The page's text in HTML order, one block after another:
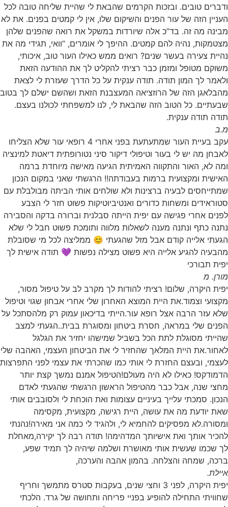
ודברים טובים. ובזכות הקרמים שהבאת לי שהיית שליחה טובה לכל
העניין הזה של עור הפנים והשיקום שלו, אין לי קמטים בפנים. את לא
מבינה מה זה. בד”כ אלה שיורדות במשקל את רואה שהפנים שלהן
מצטמקות, נהיה להם קמטים. ההיפך לי אומרים, “וואי, תגידי מה את
נהיית צעירה בעשר שנים? רואים ממש כאילו העור טוב, איכותי,
משוקם מטופל ומזמן כבר רציתי להקליט לך את ההודעה הזאת
ולאמר לך המון תודה. תודה ענקית על כל הדרך שעזרת לי לצאת
מהבלאגן הזה של הרוזציאה המעצבנת הזאת ושהשם ישלם לך בטוב
שבעתיים. כל הטוב הזה שהבאת לי, לנו למשפחתי לכולנו בעצם.
תודה תודה ענקית.
מ.ב
עקב בעיית העור שמתעתעת בפני אחרי 4 רופאי עור שלא הצליחו
לאבחן מה יש לי בעור וטיפולי דיקור סיני נטורופתית דיאטת למינציה
ומה לא, האור והתקווה האמיתית הגיעה מאישה מיוחדת ברמה
האישית ומקצועית ברמות בעבודתה!! הרגשתי שאני במקום הנכון
שמתייחסים לבעיה ברצינות ולא שולחים אותי הביתה מבולבלת עם
סטוראידים ומשחות כדורים ואנטיביוטיקות פשוט חזר לי הצבע
לפנים אחרי פגישה עם יפית הייתה סבלנית וברורה בדקה והסבירה
נתנה כתף ונתנה מענה לשאלות מלווה ותומכת פשוט חבל לי שלא
הגעתי אלייה קודם אבל מזל שהגעתי 😊 ממליצה לכל מי שסובלת
מהבעיה להגיע אלייה היא פשוט מצילה נפשות 💜 תודה אישית לך
יפית תבורכי
מורן. מ
יפית היקרה, שלום! רציתי להודות לך מקרב לב על טיפול מסור,
מקצועי וצמוד.את היית המוצא האחרון שלי אחרי אבחון שגוי וטיפול
שלא עזר הרבה אצל רופא עור.הייתי בדיכאון עמוק רק מלהסתכל על
הפנים שלי במראה, חסרת ביטחון ומסוגרת בבית..הגעתי למצב
שהייתי מסוגלת לתת הכל בשביל שמישהו יחזיר את הגלגל
לאחור.את היית המלאך שהחזיר לי את הביטחון העצמי, האהבה שלי
לעצמי, ובעצם החזרת לי אותי כמו שהכרתי את עצמי לפני התפרצות
הדמודקס! כאילו לא היה מעולם!הטיפול אמנם נמשך קצת יותר
מחצי שנה, אבל כבר מהטיפול הראשון הרגשתי שהגעתי לאדם
הנכון. סמכתי עלייך בעיניים עצומות ואת הוכחת לי ולסובבים אותי
שאת יודעת מה את עושה, היית רגישה, מקצועית, מקסימה
ומסורה.לא מפסיקים להחמיא לי, ולהגיד לי כמה אני מאירה!נהנתי
להכיר אותך ואת אישיותך המדהימה! תודה רבה לך יקירה,מאחלת
לך שכמו שעשית אותי מאושרת ושלמה שיהיה לך תמיד שפע,
ברכה, שמחה והצלחה. בהמון אהבה והערכה,
איילת.
יפית היקרה, לפני 3 וחצי שנים, בעקבות סטרס מתמשך וחריף
שחוויתי התחילה להופיע בפניי פריחה ותחושה של גרד. הלכתי